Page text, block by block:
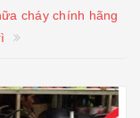
cháy chính hãng